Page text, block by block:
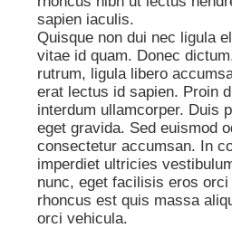
sapien iaculis.
Quisque non dui nec ligula
vitae id quam. Donec
rutrum, ligula libero
erat lectus id sapien. Proin
interdum ullamcorper. Duis
eget gravida. Sed euismod
consectetur accumsan. In
imperdiet ultricies
nunc, eget facilisis eros
rhoncus est quis massa
orci vehicula.